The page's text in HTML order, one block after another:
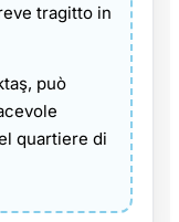
tragitto in
può
quartiere di